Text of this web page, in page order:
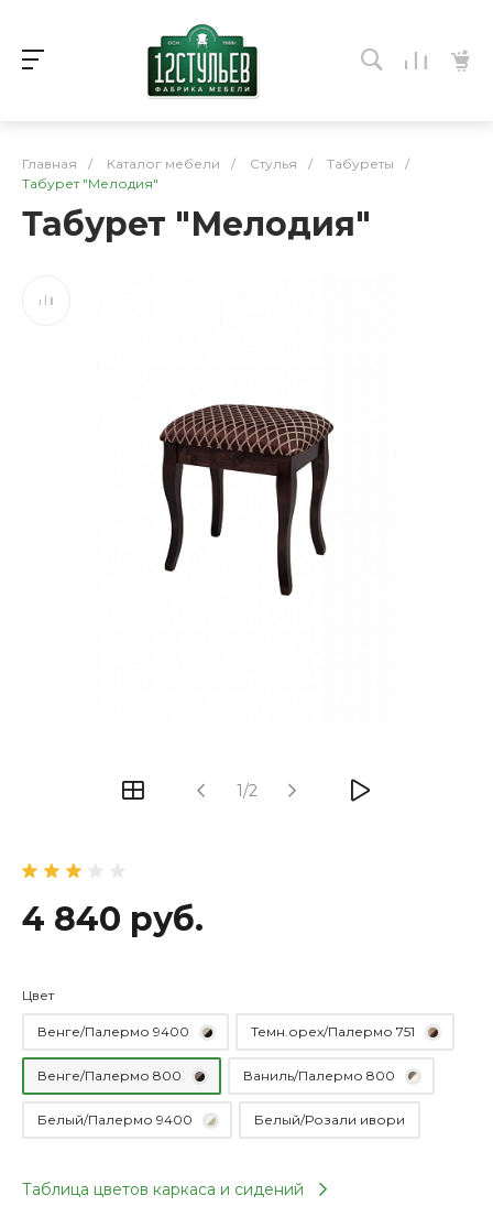
Главная / Каталог мебели / Стулья / Табуреты
/
Табурет "Мелодия"
Табурет "Мелодия"
1/2
4 840 руб.
Цвет
Венге/Палермо 9400 Темн.орех/Палермо 751
Венге/Палермо 800 Ваниль/Палермо 800
Белый/Палермо 9400 Белый/Розали ивори
Таблица цветов каркаса и сидений